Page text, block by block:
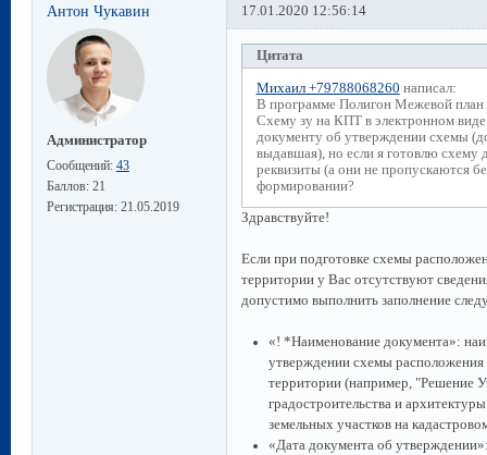
Антон Чукавин
Администратор
Сообщений: 43
Баллов: 21
Регистрация: 21.05.2019
17.01.2020 12:56:14
Цитата
Михаил +79788068260 написал:
В программе Полигон Межевой план
Схему зу на КПТ в электронном
документу об утверждении схемы
выдавшая), но если я готовлю схему
реквизиты (а они не пропускаются
формировании?
Здравствуйте!
Если при подготовке схемы
территории у Вас отсутствуют
допустимо выполнить заполнение
«! *Наименование документа»:
утверждении схемы расположения
территории (например, "Решение
градостроительства и
земельных участков на
«Дата документа об